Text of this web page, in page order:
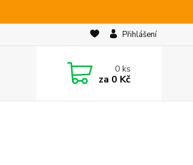
Přihlášení
0ks
za 0 Kč